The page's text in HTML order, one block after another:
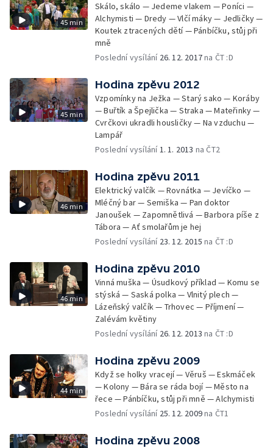
45 min
Skálo, skálo — Jedeme vlakem — Poníci —
Alchymisti — Dredy — Vlčí máky — Jedličky —
Koutek ztracených dětí — Pánbíčku, stůj při
mně
Poslední vysílání 26. 12. 2017na ČT :D
45 min
Hodina zpěvu 2012
Vzpomínky na Ježka — Starý sako — Koráby
— Buřtík a Špejlička — Straka — Mateřinky —
Cvrčkovi ukradli housličky — Na vzduchu —
Lampář
Poslední vysílání1. 1. 2013 na ČT2
46 min
Hodina zpěvu 2011
Elektrický valčík — Rovnátka — Jevíčko —
Mléčný bar — Semiška — Pan doktor
Janoušek — Zapomnětlivá — Barbora píše z
Tábora — Ať smolařům je hej
Poslední vysílání 23. 12. 2015 na ČT :D
46 min
Hodina zpěvu 2010
Vinná muška — Úsudkový příklad — Komu se
stýská — Saská polka — Vlnitý plech —
Lázeňský valčík — Trhovec — Příjmení —
Zalévám květiny
Poslední vysílání 26. 12. 2013 na ČT :D
44 min
Hodina zpěvu 2009
Když se holky vracejí — Věruš — Eskmáček
— Kolony — Bára se ráda bojí — Město na
řece — Pánbíčku, stůj při mně — Alchymisti
Poslední vysílání 25. 12. 2009na ČT1
Hodina zpěvu 2008